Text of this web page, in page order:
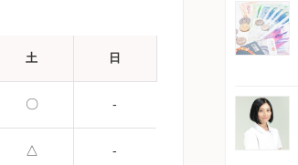
土 日
〇 -
△ -